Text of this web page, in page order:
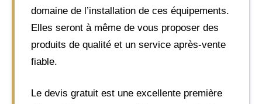
domaine de l’installation de ces équipements.
Elles seront à même de vous proposer des
produits de qualité et un service après-vente
fiable.
Le devis gratuit est une excellente première